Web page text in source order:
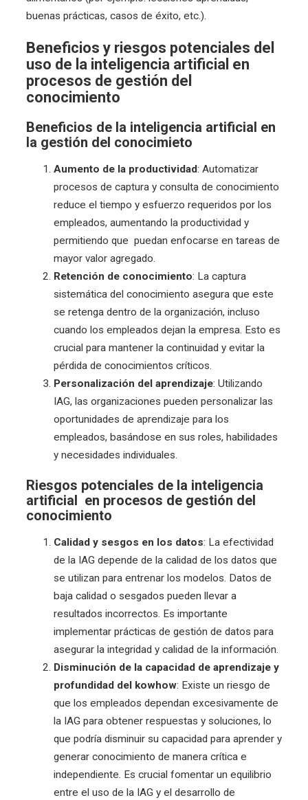
buenas prácticas, casos de éxito, etc.).
Beneficios y riesgos potenciales del
uso de la inteligencia artificial en
procesos de gestión del
conocimiento
Beneficios de la inteligencia artificial en
la gestión del conocimieto
Aumento de la productividad: Automatizar
procesos de captura y consulta de conocimiento
reduce el tiempo y esfuerzo requeridos por los
empleados, aumentando la productividad y
permitiendo que puedan enfocarse en tareas de
mayor valor agregado.
Retención de conocimiento: La captura
sistemática del conocimiento asegura que este
se retenga dentro de la organización, incluso
cuando los empleados dejan la empresa. Esto es
crucial para mantener la continuidad y evitar la
pérdida de conocimientos críticos.
Personalización del aprendizaje: Utilizando
IAG, las organizaciones pueden personalizar las
oportunidades de aprendizaje para los
empleados, basándose en sus roles, habilidades
y necesidades individuales.
Riesgos potenciales de la inteligencia
artificial en procesos de gestión del
conocimiento
Calidad y sesgos en los datos: La efectividad
de la IAG depende de la calidad de los datos que
se utilizan para entrenar los modelos. Datos de
baja calidad o sesgados pueden llevar a
resultados incorrectos. Es importante
implementar prácticas de gestión de datos para
asegurar la integridad y calidad de la información.
Disminución de la capacidad de aprendizaje y
profundidad del kowhow: Existe un riesgo de
que los empleados dependan excesivamente de
la IAG para obtener respuestas y soluciones, lo
que podría disminuir su capacidad para aprender y
generar conocimiento de manera crítica e
independiente. Es crucial fomentar un equilibrio
entre el uso de la IAG y el desarrollo de